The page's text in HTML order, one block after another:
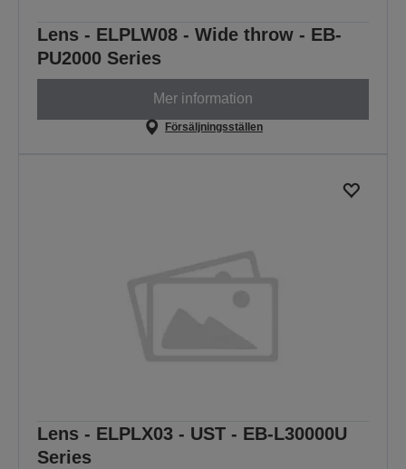
Lens - ELPLW08 - Wide throw - EB-
PU2000 Series
Mer information
Försäljningsställen
Lens - ELPLX03 - UST - EB-L30000U
Series